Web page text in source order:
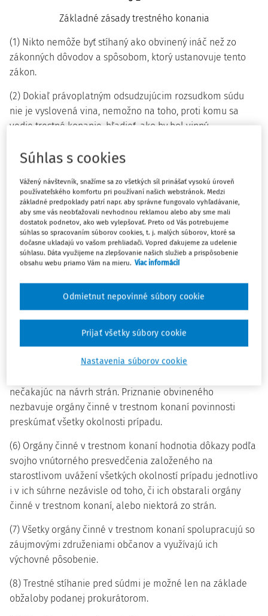
Základné zásady trestného konania
(1) Nikto nemôže byť stíhaný ako obvinený ináč než zo
zákonných dôvodov a spôsobom, ktorý ustanovuje tento
zákon.
(2) Dokiaľ právoplatným odsudzujúcim rozsudkom súdu
nie je vyslovená vina, nemožno na toho, proti komu sa
vedie trestné konanie, hľadieť, ako by bol vinný.
(3) Prokurátor je povinný stíhať všetky trestné činy, o
ktorých sa dozvedel; výnimky sú prípustné len podľa
zákona alebo podľa vyhlásenej medzinárodnej zmluvy.
(4) Ak tento zákon neustanovuje niečo iné, postupujú
orgány činné v trestnom konaní z úradnej povinnosti;
musia trestné veci prejednávať čo najrýchlejšie a
dôsledne zachovávať občianske práva zaručené ústavou.
Na obsah petícií zasahujúcich do plnenia týchto povinností
(5) Orgány činné v trestnom konaní postupujú tak, aby bol
náležite zistený skutkový stav veci, a to v rozsahu
nevyhnutnom na ich rozhodnutie. S rovnakou
starostlivosťou objasňujú okolnosti svedčiace proti
obvinenému, ako aj okolnosti, ktoré svedčia v jeho
nečakajúc na návrh strán. Priznanie obvineného
nezbavuje orgány činné v trestnom konaní povinnosti
preskúmať všetky okolnosti prípadu.
(6) Orgány činné v trestnom konaní hodnotia dôkazy podľa
svojho vnútorného presvedčenia založeného na
starostlivom uvážení všetkých okolností prípadu jednotlivo
i v ich súhrne nezávisle od toho, či ich obstarali orgány
činné v trestnom konaní, alebo niektorá zo strán.
(7) Všetky orgány činné v trestnom konaní spolupracujú so
záujmovými združeniami občanov a využívajú ich
výchovné pôsobenie.
(8) Trestné stíhanie pred súdmi je možné len na základe
obžaloby podanej prokurátorom.
Súhlas s cookies
Vážený návštevník, snažíme sa zo všetkých síl prinášať vysokú úroveň
používateľského komfortu pri používaní našich webstránok. Medzi
základné predpoklady patrí napr. aby správne fungovalo vyhľadávanie,
aby sme vás neobťažovali nevhodnou reklamou alebo aby sme mali
dostatok podnetov, ako web vylepšovať. Preto od Vás potrebujeme
súhlas so spracovaním súborov cookies, t. j. malých súborov, ktoré sa
dočasne ukladajú vo vašom prehliadači. Vopred ďakujeme za udelenie
súhlasu. Dáta využijeme na zlepšovanie našich služieb a prispôsobenie
obsahu webu priamo Vám na mieru. Viac informácií
Nastavenia súborov cookie
Odmietnut nepovinné súbory cookie
Prijať všetky súbory cookie